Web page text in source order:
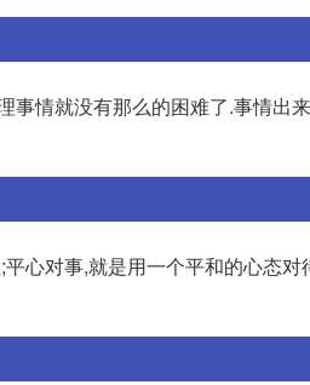
情就没有那么的困难了.事情出
心对事,就是用一个平和的心态对